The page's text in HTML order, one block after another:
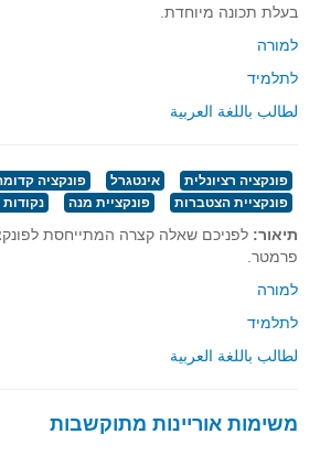
פונקצית השורש
פונקציה רציונאלית
פונקציה מעריכית ולוגריתמית
בעיות קיצון
קעירות ונקודות פיתול
במבט נוסף
מתנות קטנות
גאומטריה
שטחים פיצוחים
בעלת תכונה מיוחדת.
למורה
לתלמיד
لطالب باللغة العربية
פונקציה רציונלית אינטגרל פונקציה
פונקציית הצטברות
פונקציית מנה
תיאור: לפניכם שאלה קצרה המתייחסת
פרמטר.
למורה
לתלמיד
لطالب باللغة العربية
משימות אוריינות מתוקשבות